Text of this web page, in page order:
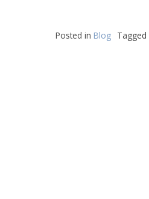
Posted in Blog Tagged